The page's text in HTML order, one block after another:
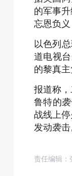
的军事
忘恩负
以色列
道电视
的黎真
报道称
鲁特的
战线上
发动袭击
责任编辑：